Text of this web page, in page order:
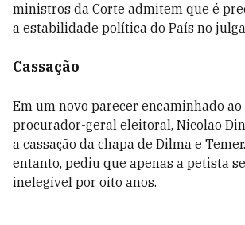
ministros da Corte admitem que é
a estabilidade política do País no
Cassação
Em um novo parecer encaminhado ao
procurador-geral eleitoral, Nicolao
a cassação da chapa de Dilma e
entanto, pediu que apenas a petista
inelegível por oito anos.